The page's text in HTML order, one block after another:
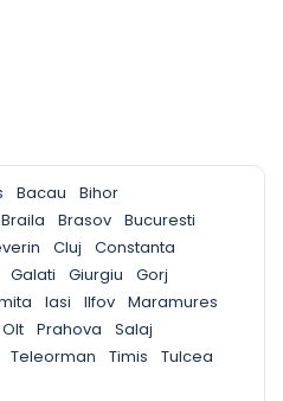
Bacau
Bihor
Braila Brasov Bucuresti
Cluj
Constanta
Galati Giurgiu
Gorj
Iasi Ilfov Maramures
Olt Prahova
Salaj
Teleorman Timis
Tulcea